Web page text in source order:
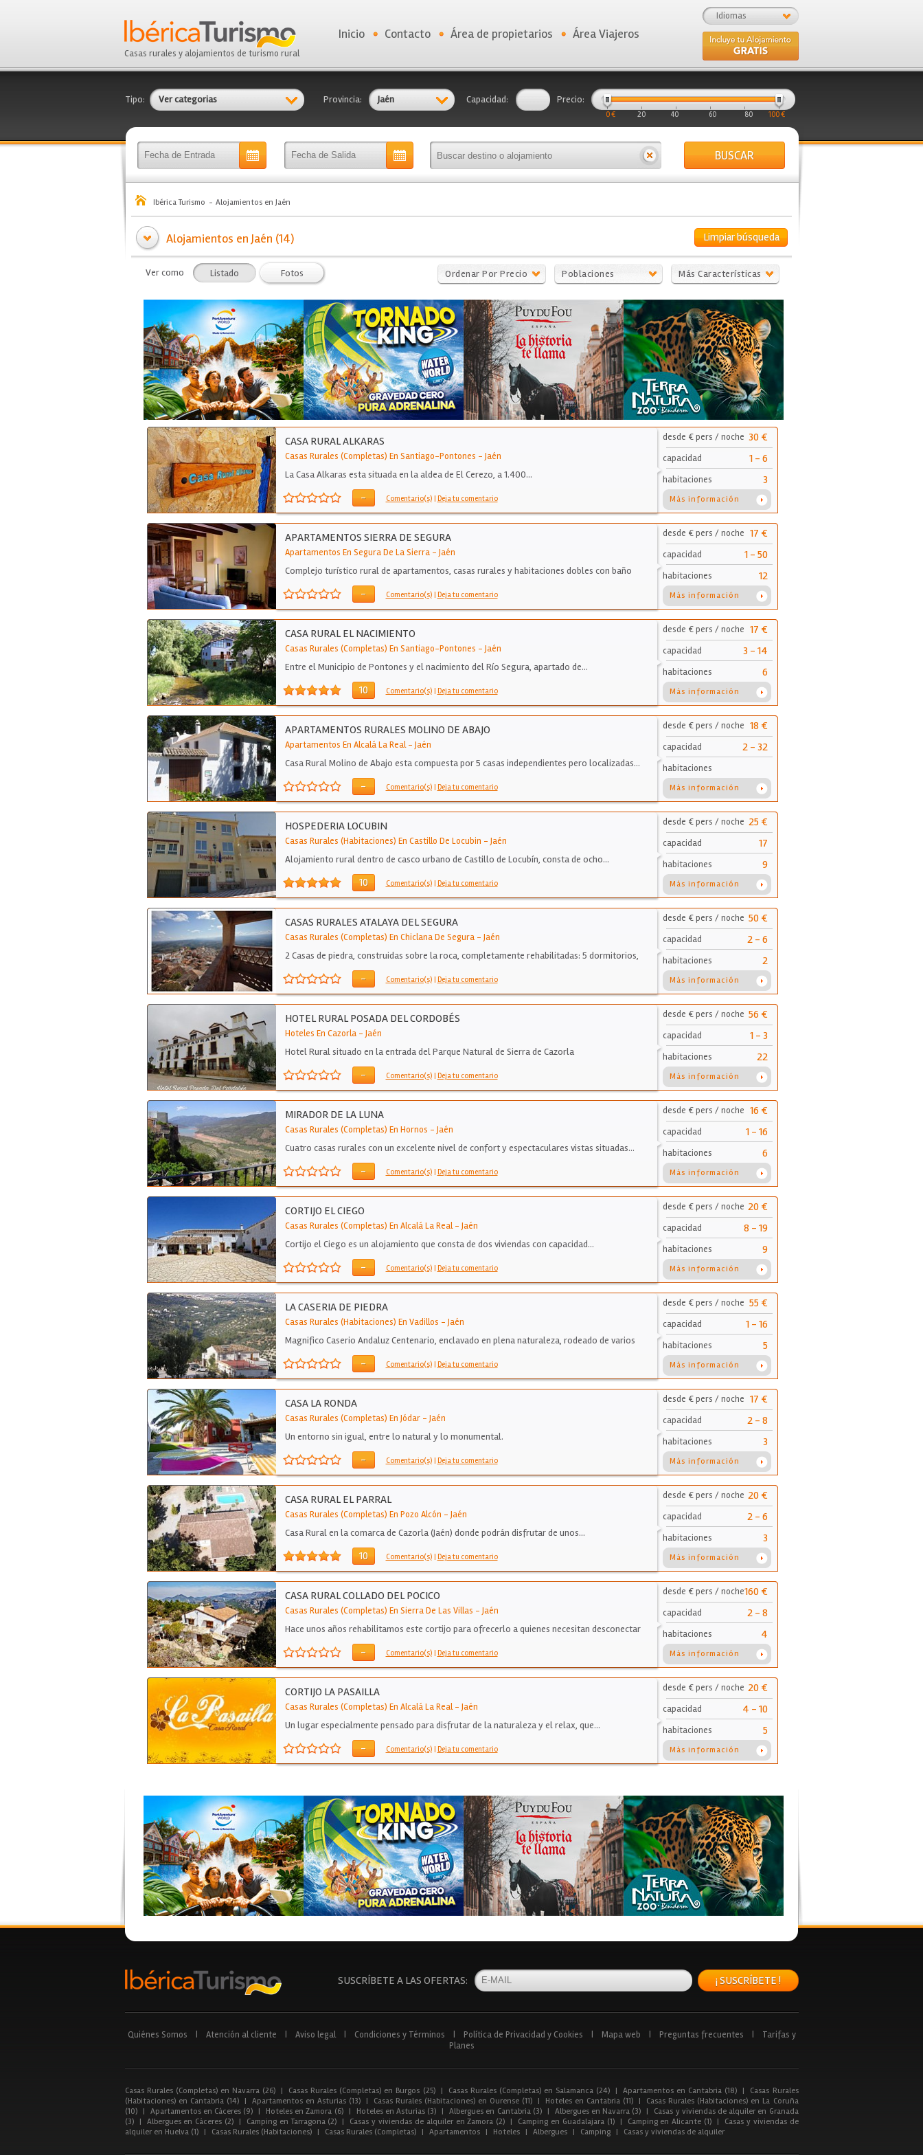
Casas rurales y alojamientos de turismo rural
Idiomas
Inicio Contacto Área de propietarios Área Viajeros
Tipo: Ver categorias Provincia: Jaén Capacidad: Precio:
0 € 20 40 60 80 100 €
BUSCAR
Ibérica Turismo Alojamientos en Jaén
Limpiar búsqueda
Alojamientos en Jaén (14)
Ver como Listado Fotos Ordenar Por Precio Poblaciones Más Características
CASA RURAL ALKARAS
Casas Rurales (Completas) En Santiago-Pontones - Jaén
La Casa Alkaras esta situada en la aldea de El Cerezo, a 1.400…
- Comentario(s) | Deja tu comentario
desde € pers / noche 30 €
capacidad 1 - 6
habitaciones 3
Más información
APARTAMENTOS SIERRA DE SEGURA
Apartamentos En Segura De La Sierra- Jaén
Complejo turístico rural de apartamentos, casas rurales y habitaciones dobles con baño
- Comentario(s) | Deja tu comentario
desde € pers / noche 17 €
capacidad 1 - 50
habitaciones 12
Más información
CASA RURAL EL NACIMIENTO
Casas Rurales (Completas) En Santiago-Pontones - Jaén
Entre el Municipio de Pontones y el nacimiento del Río Segura, apartado de…
10 Comentario(s) | Deja tu comentario
desde € pers / noche 17 €
capacidad 3 - 14
habitaciones 6
Más información
APARTAMENTOS RURALES MOLINO DE ABAJO
Apartamentos En Alcalá La Real- Jaén
Casa Rural Molino de Abajo esta compuesta por 5 casas independientes pero localizadas…
- Comentario(s) | Deja tu comentario
desde € pers / noche 18 €
capacidad 2 - 32
habitaciones
Más información
HOSPEDERIA LOCUBIN
Casas Rurales (Habitaciones) En Castillo De Locubin - Jaén
Alojamiento rural dentro de casco urbano de Castillo de Locubín, consta de ocho…
10 Comentario(s) | Deja tu comentario
desde € pers / noche 25 €
capacidad 17
habitaciones 9
Más información
CASAS RURALES ATALAYA DEL SEGURA
Casas Rurales (Completas) En Chiclana De Segura- Jaén
2 Casas de piedra, construidas sobre la roca, completamente rehabilitadas: 5 dormitorios,
- Comentario(s) | Deja tu comentario
desde € pers / noche 50 €
capacidad 2 - 6
habitaciones 2
Más información
HOTEL RURAL POSADA DEL CORDOBÉS
Hoteles En Cazorla- Jaén
Hotel Rural situado en la entrada del Parque Natural de Sierra de Cazorla
- Comentario(s) | Deja tu comentario
desde € pers / noche 56 €
capacidad 1 - 3
habitaciones 22
Más información
MIRADOR DE LA LUNA
Casas Rurales (Completas) En Hornos - Jaén
Cuatro casas rurales con un excelente nivel de confort y espectaculares vistas situadas…
- Comentario(s) | Deja tu comentario
desde € pers / noche 16 €
capacidad 1 - 16
habitaciones 6
Más información
CORTIJO EL CIEGO
Casas Rurales (Completas) En Alcalá La Real- Jaén
Cortijo el Ciego es un alojamiento que consta de dos viviendas con capacidad…
- Comentario(s) | Deja tu comentario
desde € pers / noche 20 €
capacidad 8 - 19
habitaciones 9
Más información
LA CASERIA DE PIEDRA
Casas Rurales (Habitaciones) En Vadillos - Jaén
Magnifico Caserio Andaluz Centenario, enclavado en plena naturaleza, rodeado de varios
- Comentario(s) | Deja tu comentario
desde € pers / noche 55 €
capacidad 1 - 16
habitaciones 5
Más información
CASA LA RONDA
Casas Rurales (Completas) En Jódar- Jaén
Un entorno sin igual, entre lo natural y lo monumental.
- Comentario(s) | Deja tu comentario
desde € pers / noche 17 €
capacidad 2 - 8
habitaciones 3
Más información
CASA RURAL EL PARRAL
Casas Rurales (Completas) En Pozo Alcón - Jaén
Casa Rural en la comarca de Cazorla (Jaén) donde podrán disfrutar de unos…
10 Comentario(s) | Deja tu comentario
desde € pers / noche 20 €
capacidad 2 - 6
habitaciones 3
Más información
CASA RURAL COLLADO DEL POCICO
Casas Rurales (Completas) En Sierra De Las Villas - Jaén
Hace unos años rehabilitamos este cortijo para ofrecerlo a quienes necesitan desconectar
- Comentario(s) | Deja tu comentario
desde € pers / noche160 €
capacidad 2 - 8
habitaciones 4
Más información
CORTIJO LA PASAILLA
Casas Rurales (Completas) En Alcalá La Real- Jaén
Un lugar especialmente pensado para disfrutar de la naturaleza y el relax, que…
- Comentario(s) | Deja tu comentario
desde € pers / noche 20 €
capacidad 4 - 10
habitaciones 5
Más información
SUSCRÍBETE A LAS OFERTAS: ¡ SUSCRÍBETE !
Quiénes Somos Atención al cliente Aviso legal Condiciones y Términos Política de Privacidad y Cookies Mapa web Preguntas frecuentes
Tarifas y
Planes
Casas Rurales (Completas) en Navarra (26) | Casas Rurales (Completas) en Burgos (25) | Casas Rurales (Completas) en Salamanca (24) | Apartamentos en Cantabria (18) |
Casas Rurales
(Habitaciones) en Cantabria (14)
| Apartamentos en Asturias (13) | Casas Rurales (Habitaciones) en Ourense (11) | Hoteles en Cantabria (11) |
Casas Rurales (Habitaciones) en La Coruña
(10)
| Apartamentos en Cáceres (9) | Hoteles en Zamora (6) | Hoteles en Asturias (3) | Albergues en Cantabria (3) | Albergues en Navarra (3) |
Casas y viviendas de alquiler en Granada
(3)
| Albergues en Cáceres (2) | Camping en Tarragona (2) | Casas y viviendas de alquiler en Zamora (2) | Camping en Guadalajara (1) | Camping en Alicante (1) |
Casas y viviendas de
alquiler en Huelva (1)
| Casas Rurales (Habitaciones) | Casas Rurales (Completas) | Apartamentos | Hoteles | Albergues | Camping | Casas y viviendas de alquiler